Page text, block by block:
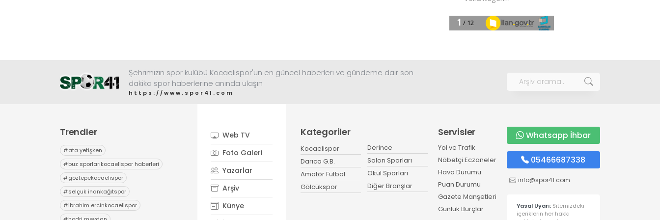
Şehrimizin spor kulübü Kocaelispor'un en güncel haberleri ve gündeme dair son
dakika spor haberlerine anında ulaşın
https://www.spor41.com
Trendler
#ata yetişken
#buz sporlarıkocaelispor haberleri
#göztepekocaelispor
#selçuk inankağıtspor
#ibrahim ercinkocaelispor
Web TV
Foto Galeri
Yazarlar
Arşiv
Künye
Kategoriler
Kocaelispor
Darıca G.B.
Amatör Futbol
Gölcükspor
Derince
Salon Sporları
Okul Sporları
Diğer Branşlar
Servisler
Yol ve Trafik
Nöbetçi Eczaneler
Hava Durumu
Puan Durumu
Gazete Manşetleri
Günlük Burçlar
Whatsapp İhbar
05466687338
info@spor41.com
Yasal Uyarı: Sitemizdeki
içeriklerin her hakkı